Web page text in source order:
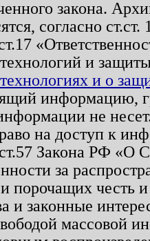
закона.
согласно
и
и о
информацию,
не
на доступ к
Закона РФ «О
за
порочащих честь
и законные
массовой